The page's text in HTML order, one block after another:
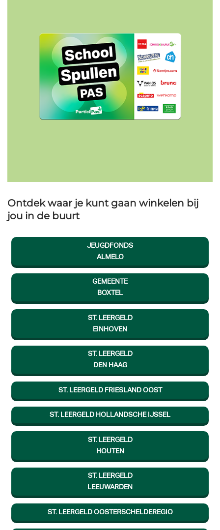
Ontdek waar je kunt gaan winkelen bij
jou in de buurt
JEUGDFONDS
ALMELO
GEMEENTE
BOXTEL
ST. LEERGELD
EINHOVEN
ST. LEERGELD
DEN HAAG
ST. LEERGELD FRIESLAND OOST
ST. LEERGELD HOLLANDSCHE IJSSEL
ST. LEERGELD
HOUTEN
ST. LEERGELD
LEEUWARDEN
ST. LEERGELD OOSTERSCHELDEREGIO